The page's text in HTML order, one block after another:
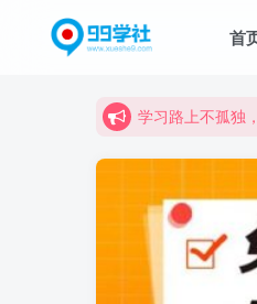
首
诚挚邀请您成为
诚挚邀请您成为
学习路上不孤独